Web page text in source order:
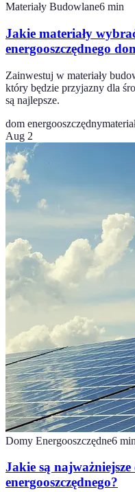
Materiały Budowlane6 min
Jakie materiały
energooszczędnego
Zainwestuj w materiały
który będzie przyjazny dla
są najlepsze.
dom energooszczędny
Aug 2
Domy Energooszczędne6 min
Jakie są najważniejsze
energooszczędnego?